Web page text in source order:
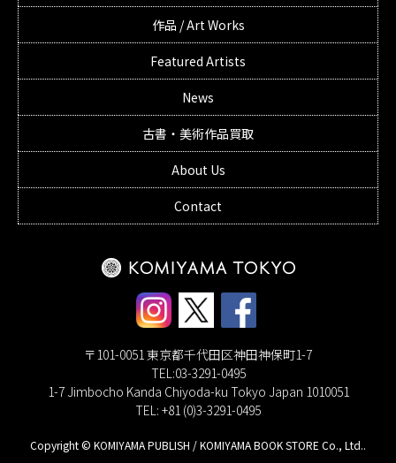
作品 / Art Works
Featured Artists
News
古書・美術作品買取
About Us
Contact
〒101-0051 東京都千代田区神田神保町1-7
TEL:03-3291-0495
1-7 Jimbocho Kanda Chiyoda-ku Tokyo Japan 1010051
TEL: +81 (0)3-3291-0495
Copyright © KOMIYAMA PUBLISH / KOMIYAMA BOOK STORE Co., Ltd..